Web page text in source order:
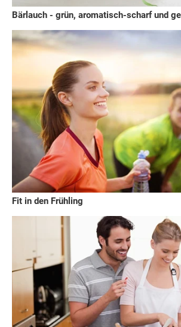
Bärlauch - grün, aromatisch-scharf und
Fit in den Frühling